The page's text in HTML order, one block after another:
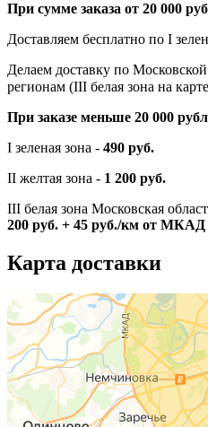
При сумме заказа от 20 000
Доставляем бесплатно по I
Делаем доставку по
регионам (III белая зона на
При заказе меньше 20 000
I зеленая зона - 490 руб.
II желтая зона - 1 200 руб.
III белая зона Московская
200 руб. + 45 руб./км от МКАД
Карта доставки